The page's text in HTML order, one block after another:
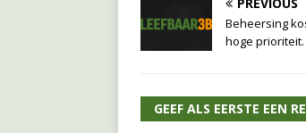
Beheersing
hoge prioriteit.
GEEF ALS EERSTE EEN